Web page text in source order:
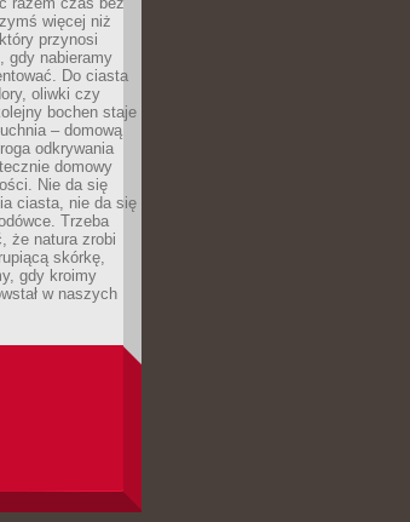
więcej niż
przynosi
gdy nabieramy
Do ciasta
oliwki czy
bochen staje
– domową
odkrywania
domowy
Nie da się
ciasta, nie da się
Trzeba
że natura zrobi
skórkę,
gdy kroimy
w naszych